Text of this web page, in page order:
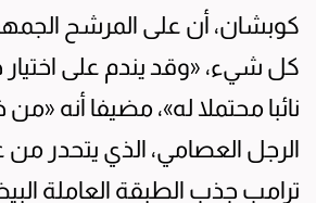
كوبشان، أن على المرشح
كل شيء، «وقد يندم على
نائبا محتملا له»، مضيفا أنه
الرجل العصامي، الذي يتحدر من
ترامب جذب الطبقة العاملة